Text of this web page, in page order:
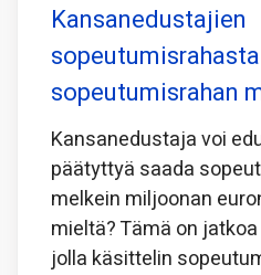
Kansanedustajien
sopeutumisrahan
Kansanedustaja voi
päätyttyä saada
melkein miljoonan
mieltä? Tämä on
jolla käsittelin